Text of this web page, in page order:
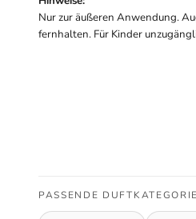
Nur zur äußeren Anwendung.
fernhalten. Für Kinder
PASSENDE